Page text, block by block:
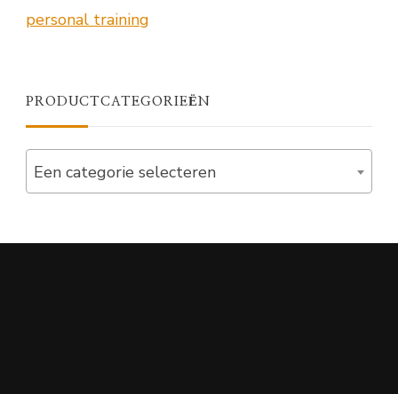
PRODUCTCATEGORIEËN
Een categorie selecteren